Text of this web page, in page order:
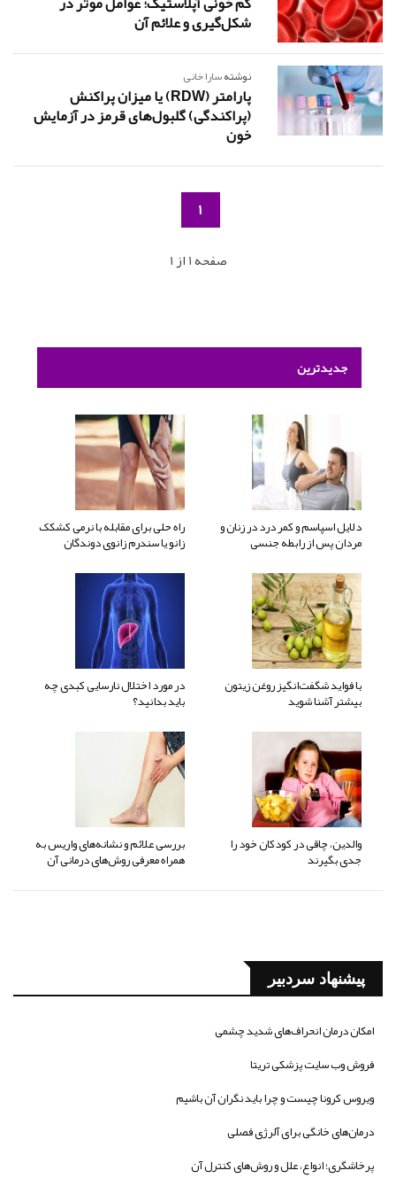
شکل‌گیری و علائم آن
نوشتهسارا خانی
پارامتر (RDW) یا میزان پراکنش
(پراکندگی) گلبول‌های قرمز در آزمایش
خون
1
صفحه 1 از 1
جدیدترین
دلایل اسپاسم و کمر درد در زنان و
مردان پس از رابطه جنسی
راه حلی برای مقابله با نرمی کشکک
زانو یا سندرم زانوی دوندگان
با فواید شگفت‌انگیز روغن زیتون
بیشتر آشنا شوید
در مورد اختلال نارسایی کبدی چه
باید بدانید؟
والدین، چاقی در کودکان خود را
جدی بگیرند
بررسی علائم و نشانه‌های واریس به
همراه معرفی روش‌های درمانی آن
پیشنهاد سردبیر
امکان درمان انحراف‌های شدید چشمی
فروش وب سایت پزشکی تریتا
ویروس کرونا چیست و چرا باید نگران آن باشیم
درمان‌های خانگی برای آلرژی فصلی
پرخاشگری؛ انواع، علل و روش‌های کنترل آن